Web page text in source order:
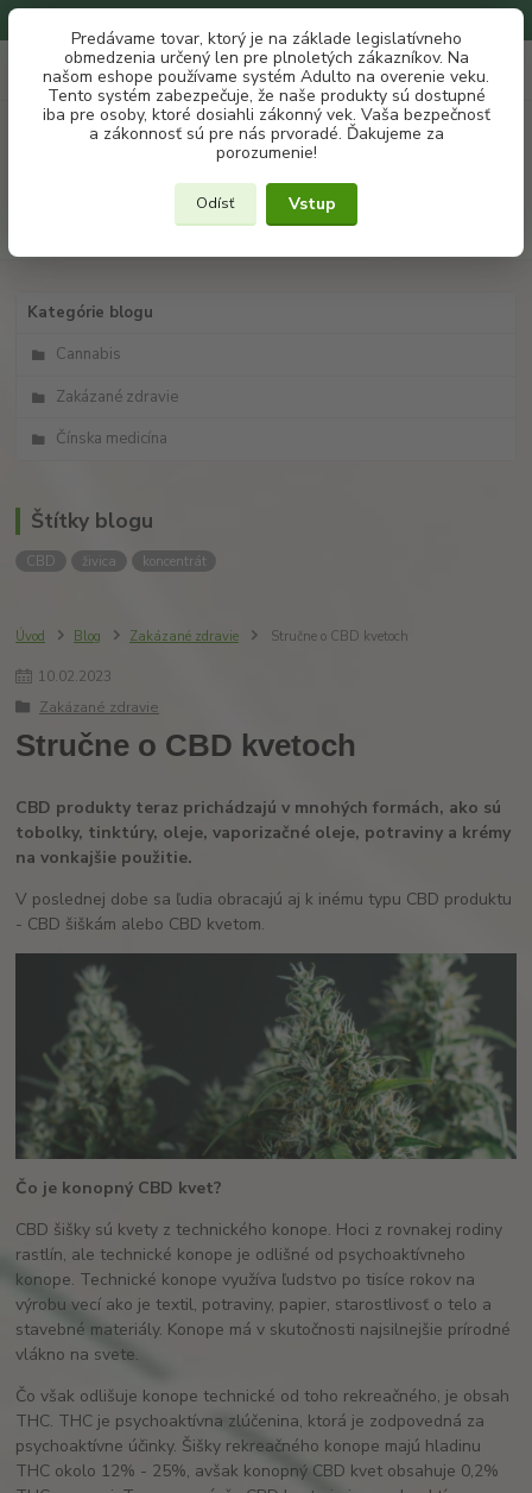
Predávame tovar, ktorý je na základe legislatívneho
obmedzenia určený len pre plnoletých zákazníkov. Na
našom eshope používame systém Adulto na overenie veku.
Tento systém zabezpečuje, že naše produkty sú dostupné
iba pre osoby, ktoré dosiahli zákonný vek. Vaša bezpečnosť
a zákonnosť sú pre nás prvoradé. Ďakujeme za
porozumenie!
Odísť Vstup
EUR
+421 907 302 607
(Po-Pia, 10 -18 hod.)
za€ 0
Kategórie blogu
Cannabis
Zakázané zdravie
Čínska medicína
Štítky blogu
CBD živica koncentrát
Úvod Blog Zakázané zdravie Stručne o CBD kvetoch
10.02.2023
Zakázané zdravie
Stručne o CBD kvetoch
CBD produkty teraz prichádzajú v mnohých formách, ako sú
tobolky, tinktúry, oleje, vaporizačné oleje, potraviny a krémy
na vonkajšie použitie.
V poslednej dobe sa ľudia obracajú aj k inému typu CBD produktu
- CBD šiškám alebo CBD kvetom.
Čo je konopný CBD kvet?
CBD šišky sú kvety z technického konope. Hoci z rovnakej rodiny
rastlín, ale technické konope je odlišné od psychoaktívneho
konope. Technické konope využíva ľudstvo po tisíce rokov na
výrobu vecí ako je textil, potraviny, papier, starostlivosť o telo a
stavebné materiály. Konope má v skutočnosti najsilnejšie prírodné
vlákno na svete.
Čo však odlišuje konope technické od toho rekreačného, je obsah
THC. THC je psychoaktívna zlúčenina, ktorá je zodpovedná za
psychoaktívne účinky. Šišky rekreačného konope majú hladinu
THC okolo 12% - 25%, avšak konopný CBD kvet obsahuje 0,2%